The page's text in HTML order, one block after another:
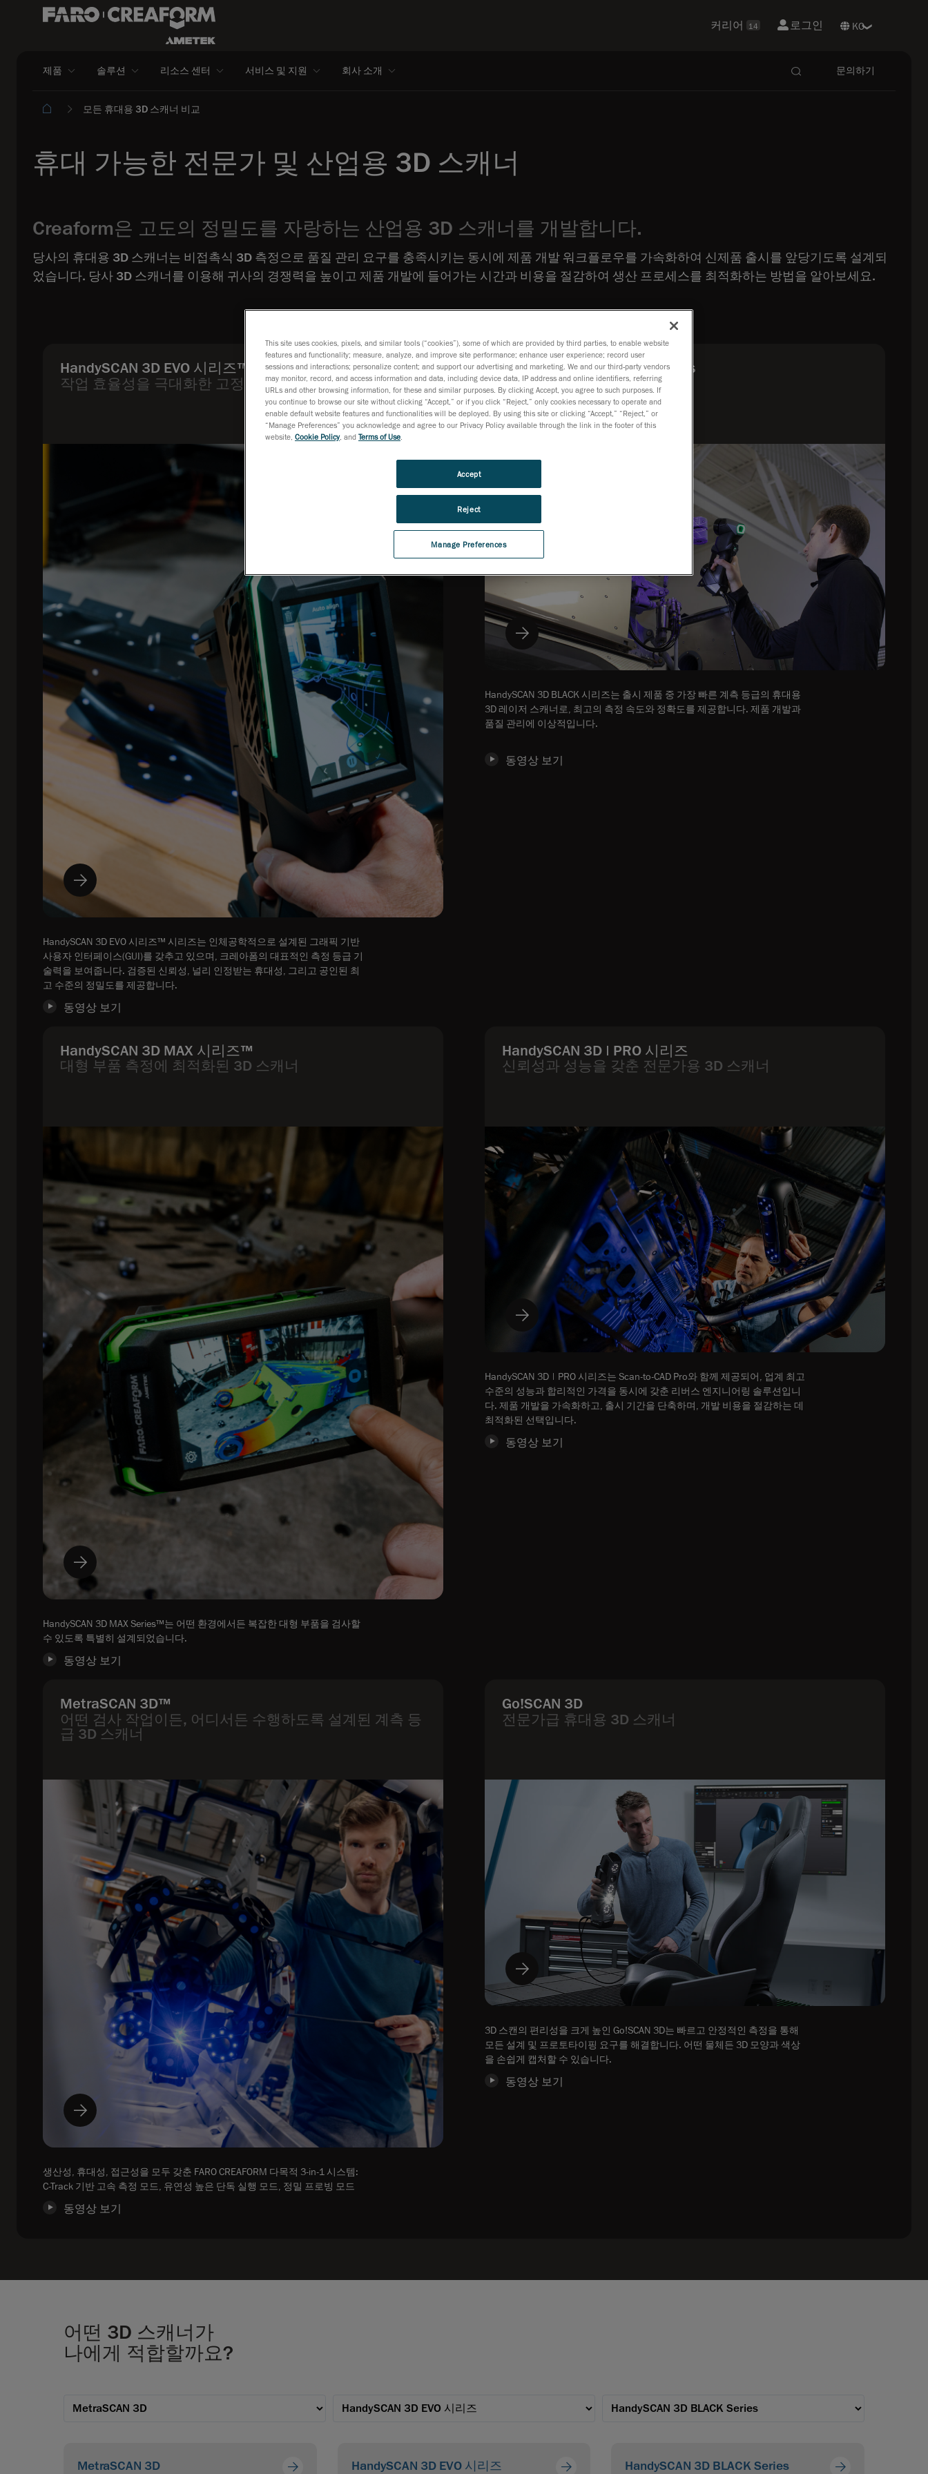
커리어 14 로그인
제품 솔루션 리소스 센터 서비스 및 지원 회사 소개 문의하기
모든 휴대용 3D 스캐너 비교
휴대 가능한 전문가 및 산업용 3D 스캐너
Creaform은 고도의 정밀도를 자랑하는 산업용 3D 스캐너를 개발합니다.
당사의 휴대용 3D 스캐너는 비접촉식 3D 측정으로 품질 관리 요구를 충족시키는 동시에 제품 개발 워크플로우를 가속화하여 신제품 출시를 앞당기도록 설계되
었습니다. 당사 3D 스캐너를 이용해 귀사의 경쟁력을 높이고 제품 개발에 들어가는 시간과 비용을 절감하여 생산 프로세스를 최적화하는 방법을 알아보세요.
HandySCAN 3D EVO 시리즈™
작업 효율성을 극대화한 고정밀 3D 스캐너
HandySCAN 3D EVO 시리즈™ 시리즈는 인체공학적으로 설계된 그래픽 기반
사용자 인터페이스(GUI)를 갖추고 있으며, 크레아폼의 대표적인 측정 등급 기
술력을 보여줍니다. 검증된 신뢰성, 널리 인정받는 휴대성, 그리고 공인된 최
고 수준의 정밀도를 제공합니다.
동영상 보기
HandySCAN 3D BLACK Series
계측 등급 휴대용 3D 스캐너
HandySCAN 3D BLACK 시리즈는 출시 제품 중 가장 빠른 계측 등급의 휴대용
3D 레이저 스캐너로, 최고의 측정 속도와 정확도를 제공합니다. 제품 개발과
품질 관리에 이상적입니다.
동영상 보기
HandySCAN 3D MAX 시리즈™
대형 부품 측정에 최적화된 3D 스캐너
HandySCAN 3D MAX Series™는 어떤 환경에서든 복잡한 대형 부품을 검사할
수 있도록 특별히 설계되었습니다.
동영상 보기
HandySCAN 3D | PRO 시리즈
신뢰성과 성능을 갖춘 전문가용 3D 스캐너
HandySCAN 3D | PRO 시리즈는 Scan-to-CAD Pro와 함께 제공되어, 업계 최고
수준의 성능과 합리적인 가격을 동시에 갖춘 리버스 엔지니어링 솔루션입니
다. 제품 개발을 가속화하고, 출시 기간을 단축하며, 개발 비용을 절감하는 데
최적화된 선택입니다.
동영상 보기
MetraSCAN 3D™
어떤 검사 작업이든, 어디서든 수행하도록 설계된 계측 등
급 3D 스캐너
생산성, 휴대성, 접근성을 모두 갖춘 FARO CREAFORM 다목적 3-in-1 시스템:
C-Track 기반 고속 측정 모드, 유연성 높은 단독 실행 모드, 정밀 프로빙 모드
동영상 보기
Go!SCAN 3D
전문가급 휴대용 3D 스캐너
3D 스캔의 편리성을 크게 높인 Go!SCAN 3D는 빠르고 안정적인 측정을 통해
모든 설계 및 프로토타이핑 요구를 해결합니다. 어떤 물체든 3D 모양과 색상
을 손쉽게 캡처할 수 있습니다.
동영상 보기
어떤 3D 스캐너가
나에게 적합할까요?
MetraSCAN 3D HandySCAN 3D EVO 시리즈 HandySCAN 3D BLACK Series
This site uses cookies, pixels, and similar tools (“cookies”), some of which are provided by third parties, to enable website
features and functionality; measure, analyze, and improve site performance; enhance user experience; record user
sessions and interactions; personalize content; and support our advertising and marketing. We and our third-party vendors
may monitor, record, and access information and data, including device data, IP address and online identifiers, referring
URLs and other browsing information, for these and similar purposes. By clicking Accept, you agree to such purposes. If
you continue to browse our site without clicking “Accept,” or if you click “Reject,” only cookies necessary to operate and
enable default website features and functionalities will be deployed. By using this site or clicking “Accept,” “Reject,” or
“Manage Preferences” you acknowledge and agree to our Privacy Policy available through the link in the footer of this
website, Cookie Policy, and Terms of Use
Manage Preferences
Reject
Accept